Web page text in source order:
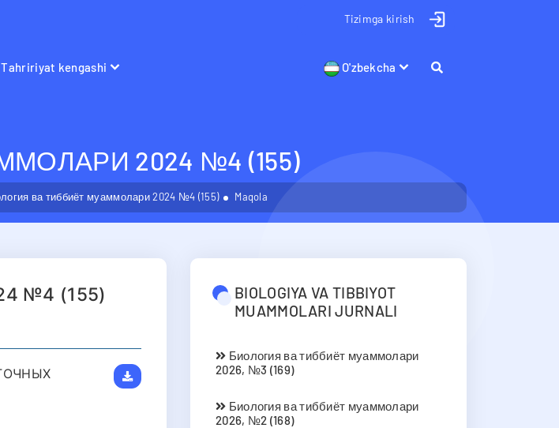
Tizimga kirish
Tahririyat kengashi O'zbekcha
2024 №4 (155)
ва тиббиёт муаммолари 2024 №4 (155) Maqola
№4 (155)
BIOLOGIYA VA TIBBIYOT
MUAMMOLARI JURNALI
Биология ва тиббиёт муаммолари
2026, №3 (169)
Биология ва тиббиёт муаммолари
2026, №2 (168)